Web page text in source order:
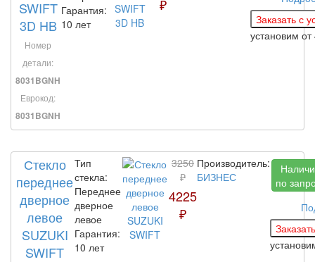
SWIFT
3D HB
Номер
детали:
8031BGNH
Еврокод:
8031BGNH
Гарантия:
10 лет
₽
установим от
Стекло
переднее
дверное
левое
SUZUKI
SWIFT
Тип
стекла:
Переднее
дверное
левое
Гарантия:
10 лет
3250
₽
4225
₽
Производитель:
БИЗНЕС
по